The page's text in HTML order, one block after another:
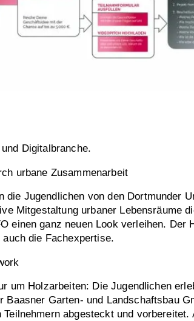
Digitalbranche.
urbane Zusammenarbeit
die Jugendlichen von den Dortmunder
Mitgestaltung urbaner Lebensräume
einen ganz neuen Look verleihen.
die Fachexpertise.
um Holzarbeiten: Die Jugendlichen
Baasner Garten- und Landschaftsbau
Teilnehmern abgesteckt und